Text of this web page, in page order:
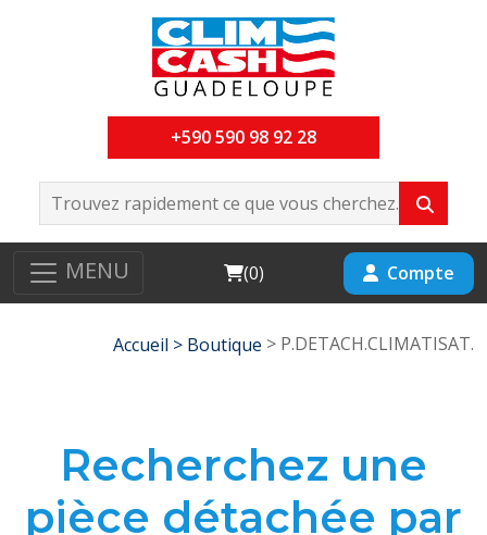
+590 590 98 92 28
MENU Cart
(0) Compte
Accueil > Boutique > P.DETACH.CLIMATISAT.
Recherchez une
pièce détachée par